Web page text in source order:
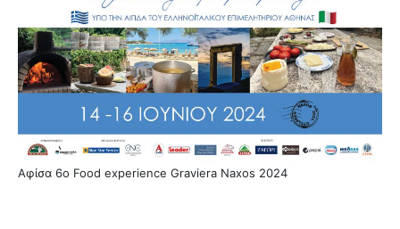
Αφίσα 6o Food experience Graviera Naxos 2024